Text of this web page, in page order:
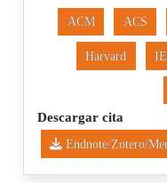
ACM ACS
Harvard
Descargar cita
Endnote/Zotero/